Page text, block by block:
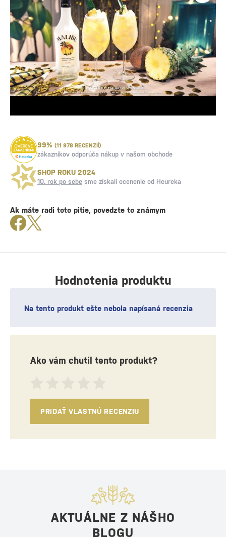
Hodnotenia produktu
Na tento produkt ešte nebola napísaná recenzia
Ako vám chutil tento produkt?
PRIDAŤ VLASTNÚ RECENZIU
99% (11 978 RECENZIÍ)
zákazníkov odporúča nákup v našom obchode
SHOP ROKU 2024
10. rok po sebe sme získali ocenenie od Heureka
Ak máte radi toto pitie, povedzte to známym
AKTUÁLNE Z NÁŠHO
BLOGU